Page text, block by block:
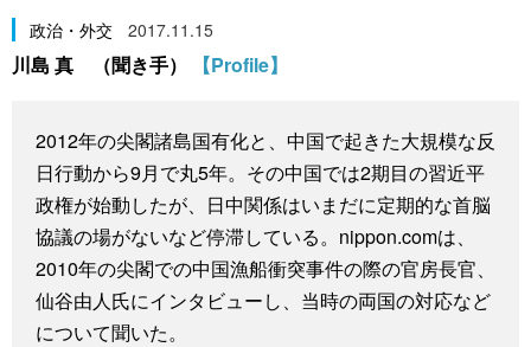
社会
科学・技術
暮らし
スポーツ・東京2020
旅と暮らし
Books
Cinema
Topics
暮らし
政治・外交 2017.11.15
川島 真 （聞き手） 【Profile】
2012年の尖閣諸島国有化と、中国で起きた大規模な反
日行動から9月で丸5年。その中国では2期目の習近平
政権が始動したが、日中関係はいまだに定期的な首脳
協議の場がないなど停滞している。nippon.comは、
2010年の尖閣での中国漁船衝突事件の際の官房長官、
仙谷由人氏にインタビューし、当時の両国の対応など
について聞いた。